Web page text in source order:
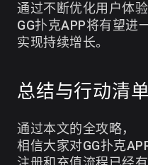
通过不断优化用户体验
GG扑克APP将有望进
实现持续增长。
总结与行动清单
通过本文的全攻略，
相信大家对GG扑克